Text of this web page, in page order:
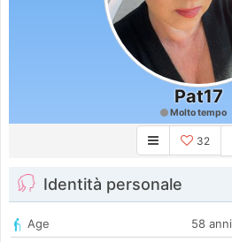
Pat17
Molto tempo
32
Identità personale
Age
58 anni